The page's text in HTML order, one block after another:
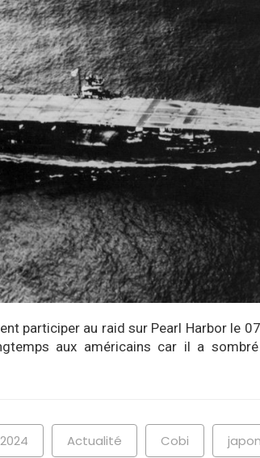
participer au raid sur Pearl Harbor le
aux américains car il a
2024 Actualité Cobi japon